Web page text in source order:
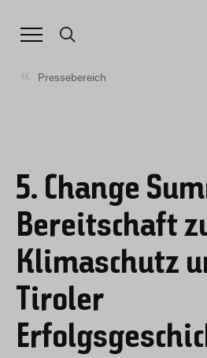
Pressebereich
5. Change
Bereitschaft
Klimaschutz
Tiroler